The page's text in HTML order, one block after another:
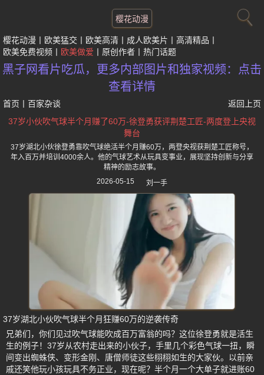
樱花动漫
樱花动漫 欧美猛交 欧美高清 成人欧美片
高清精品
欧美免费视频
欧美做爱 原创作者 热门话题
黑子网看片吃瓜，更多内部图片和独家视频：点击
查看详情
首页 百家杂谈
返回上页
37岁小伙吹气球半个月赚了60万-徐登勇获评荆楚工匠-两度登上央视
舞台
37岁湖北小伙徐登勇靠吹气球绝活半个月赚60万，两登央视获荆楚工匠称号，
年入百万并培训4000余人。他的气球艺术从玩具变事业，展现坚持创新与分享
精神的励志故事。
2026-05-15
刘一手
37岁湖北小伙吹气球半个月狂赚60万的逆袭传奇
兄弟们，你们见过吹气球能吹成百万富翁的吗？这位徐登勇就是活生
生的例子！37岁从农村走出来的小伙子，手里几个彩色气球一扭，瞬
间变出蜘蛛侠、变形金刚、唐僧师徒这些栩栩如生的大家伙。以前亲
戚还笑他玩小孩玩具不务正业，现在呢？半个月一个大单子就进账60